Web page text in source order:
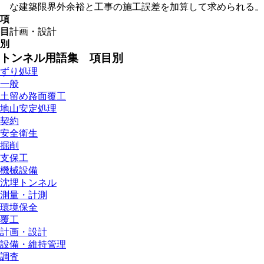
な建築限界外余裕と工事の施工誤差を加算して求められる。
項
目
別
計画・設計
トンネル用語集 項目別
ずり処理
一般
土留め路面覆工
地山安定処理
契約
安全衛生
掘削
支保工
機械設備
沈埋トンネル
測量・計測
環境保全
覆工
計画・設計
設備・維持管理
調査